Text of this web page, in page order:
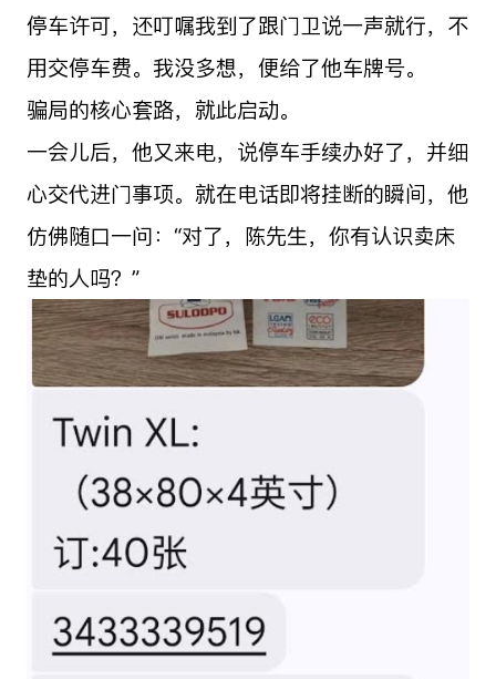
停车许可，还叮嘱我到了跟门卫说一声就行，不
用交停车费。我没多想，便给了他车牌号。
骗局的核心套路，就此启动。
一会儿后，他又来电，说停车手续办好了，并细
心交代进门事项。就在电话即将挂断的瞬间，他
仿佛随口一问：“对了，陈先生，你有认识卖床
垫的人吗？”